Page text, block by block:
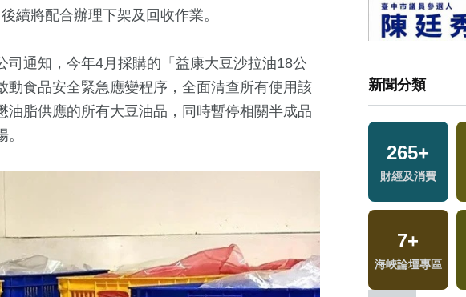
續將配合辦理下架及回收作業。
通知，今年4月採購的「益康大豆沙拉油18公
食品安全緊急應變程序，全面清查所有使用該
脂供應的所有大豆油品，同時暫停相關半成品
新聞分類
9+
評論
20+
兩岸道教文化交
流專區
2
兩岸佛教文化交
流專區
265+
財經及消費
7+
海峽論壇專區